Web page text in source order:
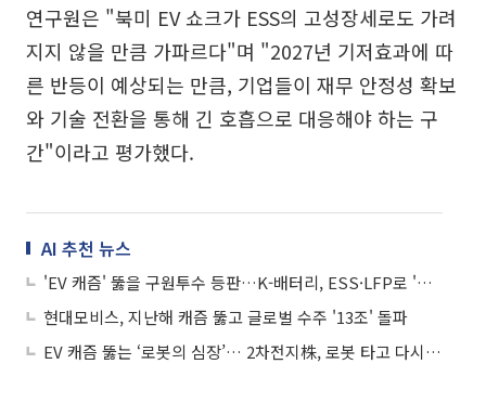
연구원은 "북미 EV 쇼크가 ESS의 고성장세로도 가려
지지 않을 만큼 가파르다"며 "2027년 기저효과에 따
른 반등이 예상되는 만큼, 기업들이 재무 안정성 확보
와 기술 전환을 통해 긴 호흡으로 대응해야 하는 구
간"이라고 평가했다.
AI 추천 뉴스
'EV 캐즘' 뚫을 구원투수 등판…K-배터리, ESS·LFP로 '체질 개선' 승부수
현대모비스, 지난해 캐즘 뚫고 글로벌 수주 '13조' 돌파
EV 캐즘 뚫는 ‘로봇의 심장’… 2차전지株, 로봇 타고 다시 달린다